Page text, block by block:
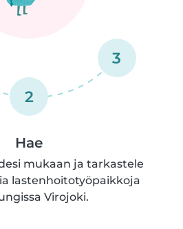
2
3
Hae
mukaan ja tarkastele
lastenhoitotyöpaikkoja
Virojoki.